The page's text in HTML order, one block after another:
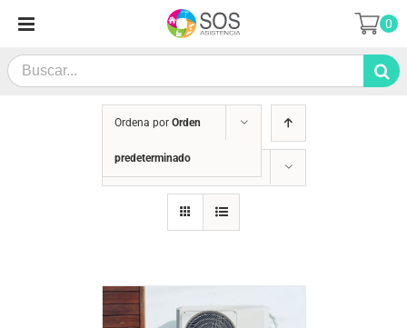
contenido
Search
for:
0
Ordena por Orden
predeterminado
Mostrar